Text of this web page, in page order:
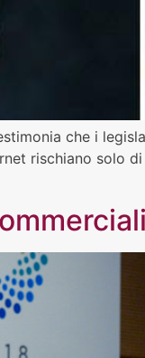
che i
rischiano solo